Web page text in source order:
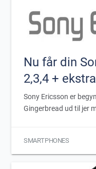
Nu får din
2,3,4 +
Sony Ericsson er
Gingerbread ud til jer
SMARTPHONES